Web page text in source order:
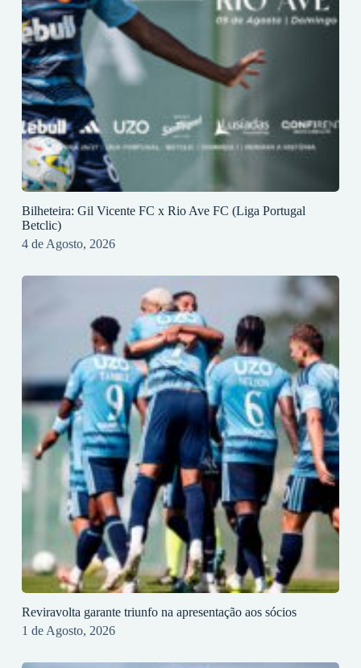
Bilheteira: Gil Vicente FC x Rio Ave FC (Liga Portugal
Betclic)
4 de Agosto, 2026
Reviravolta garante triunfo na apresentação aos sócios
1 de Agosto, 2026